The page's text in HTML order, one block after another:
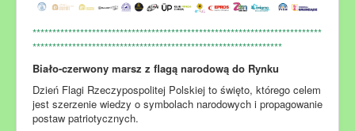
*************************************************************************
***************************************************************
Biało-czerwony marsz z flagą narodową do Rynku
Dzień Flagi Rzeczypospolitej Polskiej to święto, którego celem
jest szerzenie wiedzy o symbolach narodowych i propagowanie
postaw patriotycznych.